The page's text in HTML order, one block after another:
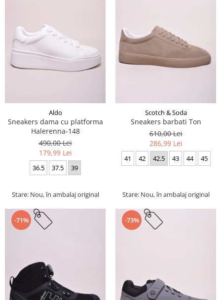
Aldo
Sneakers dama cu platforma
Halerenna-148
490,00 Lei
179,99 Lei
36.5 37.5 39
Stare: Nou, în ambalaj original
Scotch & Soda
Sneakers barbati Ton
610,00 Lei
286,99 Lei
41 42 42.5 43 44 45
Stare: Nou, în ambalaj original
-71% -73%